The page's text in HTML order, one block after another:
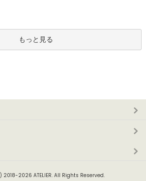
もっと見る
2026 ATELIER. All Rights Reserved.